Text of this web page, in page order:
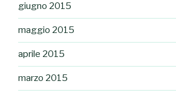
giugno 2015
maggio 2015
aprile 2015
marzo 2015